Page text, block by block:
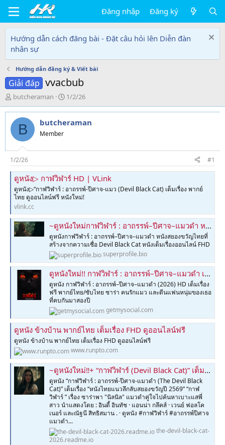
Đăng nhập Đăng ký
Hướng dẫn cách đăng bài - Đặt câu hỏi lên Diễn đàn
nhân sự
Hướng dẫn đăng ký & Viết bài
Giải đáp vvacbub
T
h
r
e
d
s
t
a
r
t
e
r
butcheraman
N
g
à
y
i
1/2/26
B butcheraman
Member
1/2/26 #1
ดูหนัง▷ กาฬวิฬาร์ HD | VLink
ดูหนัง▷“กาฬวิฬาร์ : อาถรรพ์-ปีศาจ-แมว (Devil Black Cat) เต็มเรื่อง พากย์
ไทย ดูออนไลน์ฟรี หนังใหม่!
vlink.cc
~ดูหนังใหม่กาฬวิฬาร์ : อาถรรพ์–ปีศาจ–แมวดำ หนังเต็มเรื่องออนไลน์ FHD ซับไทย ซูมฟรี | SuperProfile
ดูหนังกาฬวิฬาร์ : อาถรรพ์–ปีศาจ–แมวดำ หนังสยองขวัญไทยที่
สร้างจากความเชื่อ Devil Black Cat หนังเต็มเรื่องออนไลน์ FHD
superprofile.bio
ดูหนังใหม่!! กาฬวิฬาร์ : อาถรรพ์–ปีศาจ–แมวดำ เต็มเรื่อง (UHD) ซับไทย ดูฟรี
ดูหนัง กาฬวิฬาร์ : อาถรรพ์–ปีศาจ–แมวดำ (2026) HD เต็มเรื่อง
ฟรี พากย์ไทย/ซับไทย ซาร่า คนรักแมว และดีนแฟนหนุ่มของเธอ
ที่คบกันมาสองปี
getmysocial.com
ดูหนัง ข้างบ้าน พากย์ไทย เต็มเรื่อง FHD ดูออนไลน์ฟรี
ดูหนัง ข้างบ้าน พากย์ไทย เต็มเรื่อง FHD ดูออนไลน์ฟรี
www.runpto.com
~ดูหนังใหม่‼️+ “กาฬวิฬาร์ (Devil Black Cat)” เต็มเรื่อง (UHD) พากย์ไทย/ซับไทย – หนังโดย บริษัท โชว์มีเดีย ไทยแลนด์ จำกัด
ดูหนัง “กาฬวิฬาร์ : อาถรรพ์-ปีศาจ-แมวดำ (The Devil Black
Cat)” เต็มเรื่อง “หนังไทยแนวลึกลับสยองขวัญปี 2569” “กาฬ
วิฬาร์ ” เรื่อง ซาร่าพา "นิลนิล" แมวดำคู่ใจไปค้นหาเบาะแสพี่
สาว นำแสดงโดย : อินดี้ อินทัช · แอนน่า กลึคส์ · เวนย์ ฟอลโค
เนอร์ และณัฐนี สิทธิสมาน . · ดูหนัง #กาฬวิฬาร์ #อาถรรพ์ปีศาจ
แมวดำ...
the-devil-black-cat-
2026.readme.io